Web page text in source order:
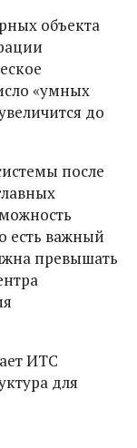
объекта
«умных
до
после
есть важный
превышать
ИТС
для